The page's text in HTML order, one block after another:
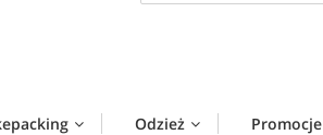
Odzież Promocje